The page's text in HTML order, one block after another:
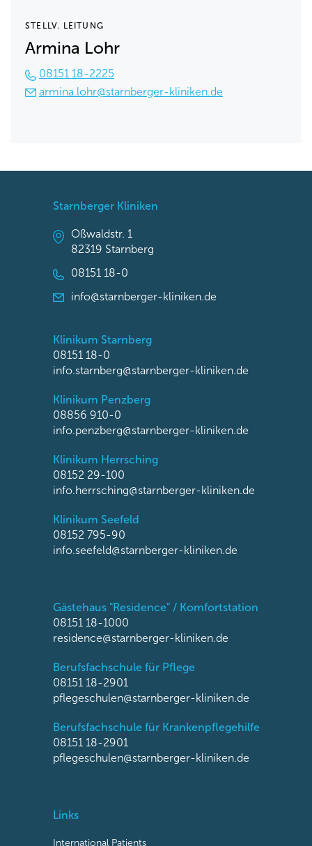
STELLV. LEITUNG
Armina Lohr
08151 18-2225
armina.lohr@starnberger-kliniken.de
Starnberger Kliniken
Oßwaldstr. 1
82319 Starnberg
08151 18-0
info@starnberger-kliniken.de
Klinikum Starnberg
08151 18-0
info.starnberg@starnberger-kliniken.de
Klinikum Penzberg
08856 910-0
info.penzberg@starnberger-kliniken.de
Klinikum Herrsching
08152 29-100
info.herrsching@starnberger-kliniken.de
Klinikum Seefeld
08152 795-90
info.seefeld@starnberger-kliniken.de
Gästehaus "Residence" / Komfortstation
08151 18-1000
residence@starnberger-kliniken.de
Berufsfachschule für Pflege
08151 18-2901
pflegeschulen@starnberger-kliniken.de
Berufsfachschule für Krankenpflegehilfe
08151 18-2901
pflegeschulen@starnberger-kliniken.de
Links
International Patients